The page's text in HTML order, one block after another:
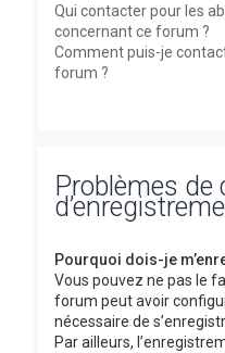
Qui contacter pour les
concernant ce forum ?
Comment puis-je
forum ?
Problèmes de
Pourquoi dois-je
Vous pouvez ne pas le
forum peut avoir
nécessaire de
Par ailleurs,